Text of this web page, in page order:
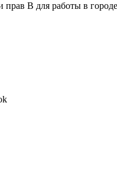
прав В для работы в